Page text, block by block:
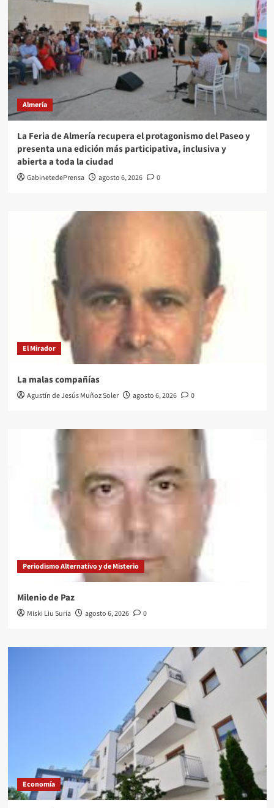
Almería
La Feria de Almería recupera el protagonismo del Paseo y
presenta una edición más participativa, inclusiva y
abierta a toda la ciudad
GabinetedePrensa agosto 6, 2026 0
El Mirador
La malas compañías
Agustín de Jesús Muñoz Soler agosto 6, 2026 0
Periodismo Alternativo y de Misterio
Milenio de Paz
Miski Liu Suria agosto 6, 2026 0
Economía